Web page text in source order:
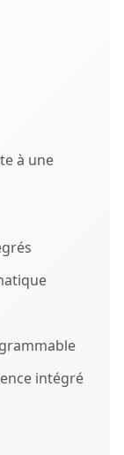
à une
intégré